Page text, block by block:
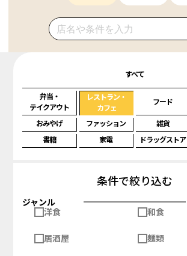
すべて
弁当・
テイクアウト
レストラン・
カフェ
フード
おみやげ ファッション 雑貨
書籍
家電 ドラッグストア
条件で絞り込む
ジャンル
洋食
和食
居酒屋 麺類